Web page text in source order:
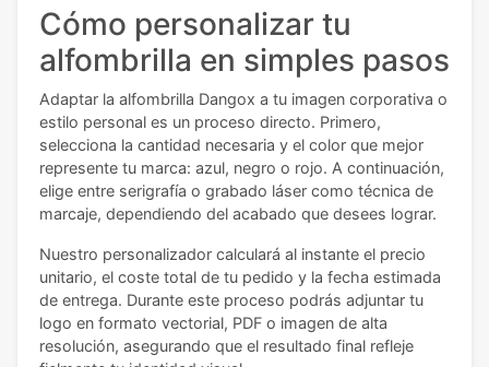
Cómo personalizar tu
alfombrilla en simples pasos
Adaptar la alfombrilla Dangox a tu imagen corporativa o
estilo personal es un proceso directo. Primero,
selecciona la cantidad necesaria y el color que mejor
represente tu marca: azul, negro o rojo. A continuación,
elige entre serigrafía o grabado láser como técnica de
marcaje, dependiendo del acabado que desees lograr.
Nuestro personalizador calculará al instante el precio
unitario, el coste total de tu pedido y la fecha estimada
de entrega. Durante este proceso podrás adjuntar tu
logo en formato vectorial, PDF o imagen de alta
resolución, asegurando que el resultado final refleje